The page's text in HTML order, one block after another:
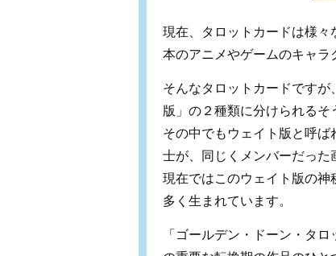
現在、タロットカードは様々
本のアニメやゲームのキャラ
そんなタロットカードです
版」の２種類に分けられるそ
その中でもウェイト版と呼
士が、同じくメンバーだった
現在ではこのウェイト版の
多く生まれています。
「ゴールデン・ドーン・タ